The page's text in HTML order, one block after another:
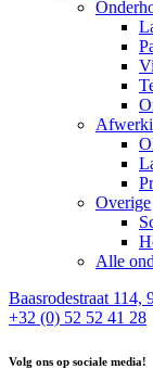
Overige
Alle
Baasrodestraat 114,
+32 (0) 52 52 41 28
Volg ons op sociale media!